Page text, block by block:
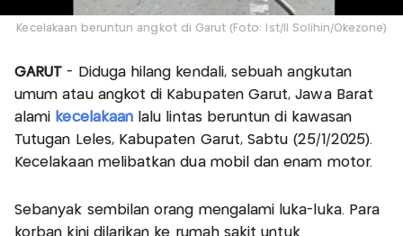
Kecelakaan beruntun angkot di Garut (Foto: Ist/II Solihin/Okezone)
GARUT- Diduga hilang kendali, sebuah angkutan
umum atau angkot di Kabupaten Garut, Jawa Barat
alami kecelakaan lalu lintas beruntun di kawasan
Tutugan Leles, Kabupaten Garut, Sabtu (25/1/2025).
Kecelakaan melibatkan dua mobil dan enam motor.
Sebanyak sembilan orang mengalami luka-luka. Para
korban kini dilarikan ke rumah sakit untuk